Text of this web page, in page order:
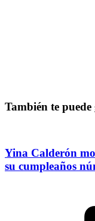
También te
Yina Calderón
su cumpleaños